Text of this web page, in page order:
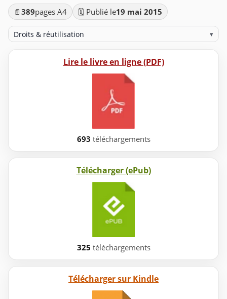
📄 389pages A4 🗓️ Publié le19 mai 2015
Droits & réutilisation ▾
Lire le livre en ligne (PDF)
693 téléchargements
Télécharger (ePub)
325 téléchargements
Télécharger sur Kindle